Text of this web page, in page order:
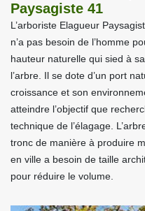
Paysagiste 41
L’arboriste Elagueur
n’a pas besoin de l’homme
hauteur naturelle qui sied à
l’arbre. Il se dote d’un port
croissance et son
atteindre l’objectif que
technique de l’élagage.
tronc de manière à produire
en ville a besoin de taille
pour réduire le volume.